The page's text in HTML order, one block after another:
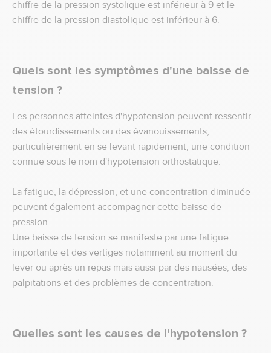
chiffre de la pression systolique est inférieur à 9 et le
chiffre de la pression diastolique est inférieur à 6.
Quels sont les symptômes d'une baisse de
tension ?
Les personnes atteintes d'hypotension peuvent ressentir
des étourdissements ou des évanouissements,
particulièrement en se levant rapidement, une condition
connue sous le nom d'hypotension orthostatique.
La fatigue, la dépression, et une concentration diminuée
peuvent également accompagner cette baisse de
pression.
Une baisse de tension se manifeste par une fatigue
importante et des vertiges notamment au moment du
lever ou après un repas mais aussi par des nausées, des
palpitations et des problèmes de concentration.
Quelles sont les causes de l'hypotension ?